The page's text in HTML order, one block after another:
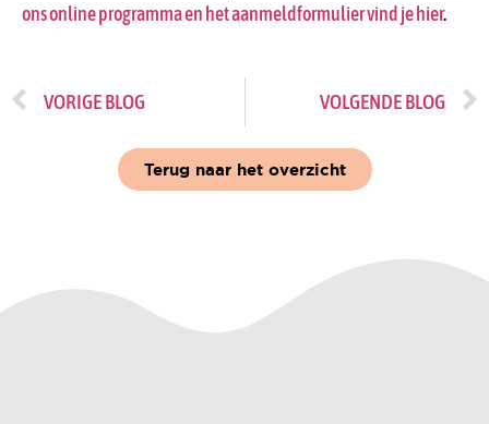
ons online programma en het aanmeldformulier vind je hier.
VORIGE BLOG VOLGENDE BLOG
Terug naar het overzicht